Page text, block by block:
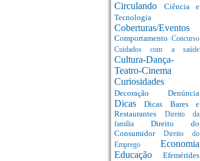
Circulando Ciência e
Tecnologia
Coberturas/Eventos
Comportamento Concurso
Cuidados com a saúde
Cultura-Dança-
Teatro-Cinema
Curiosidades
Decoração Denúncia
DicasDicas Bares e
Restaurantes
Direito da
família Direito do
Consumidor Direito do
Emprego Economia
Educação Efemérides